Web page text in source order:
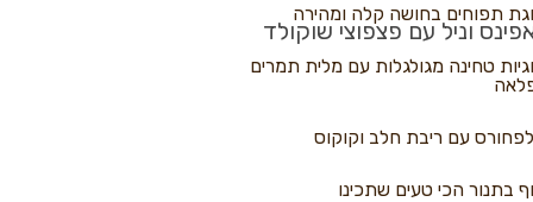
וניל עם פצפוצי שוקולד
תפוחים בחושה קלה ומהירה
טחינה מגולגלות עם מלית תמרים
עם ריבת חלב וקוקוס
בתנור הכי טעים שתכינו